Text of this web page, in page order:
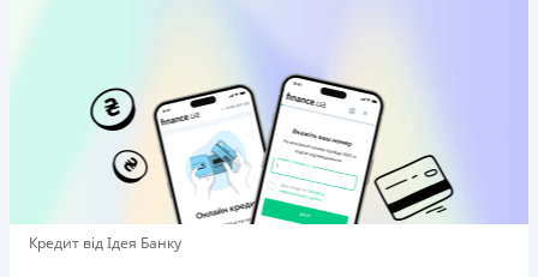
Бронзовий призер FinAwards 2026 «Найкраща програма
лояльності»
Перший займ
вiд 0,01%/день до 30 000 ₴
Повторний займ
Кредит від Ідея Банку